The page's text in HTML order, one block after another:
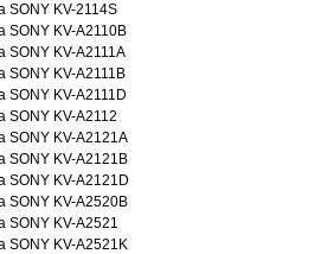
SONY KV-2114S
SONY KV-A2110B
SONY KV-A2111A
SONY KV-A2111B
SONY KV-A2111D
SONY KV-A2112
SONY KV-A2121A
SONY KV-A2121B
SONY KV-A2121D
SONY KV-A2520B
SONY KV-A2521
SONY KV-A2521K